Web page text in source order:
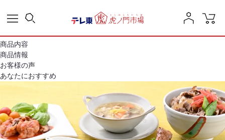
商品内容
商品情報
お客様の声
あなたにおすすめ